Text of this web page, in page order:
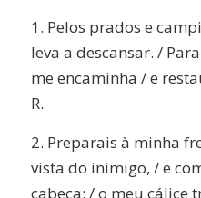
1. Pelos prados e
leva a descansar. /
me encaminha / e
R.
2. Preparais à minha
vista do inimigo, / e
cabeça; / o meu cálice